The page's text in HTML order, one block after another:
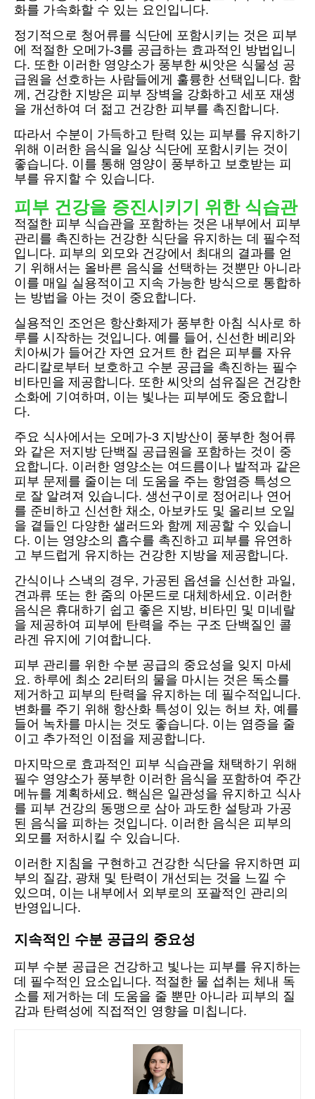
화를 가속화할 수 있는 요인입니다.
정기적으로 청어류를 식단에 포함시키는 것은 피부
에 적절한 오메가-3를 공급하는 효과적인 방법입니
다. 또한 이러한 영양소가 풍부한 씨앗은 식물성 공
급원을 선호하는 사람들에게 훌륭한 선택입니다. 함
께, 건강한 지방은 피부 장벽을 강화하고 세포 재생
을 개선하여 더 젊고 건강한 피부를 촉진합니다.
따라서 수분이 가득하고 탄력 있는 피부를 유지하기
위해 이러한 음식을 일상 식단에 포함시키는 것이
좋습니다. 이를 통해 영양이 풍부하고 보호받는 피
부를 유지할 수 있습니다.
피부 건강을 증진시키기 위한 식습관
적절한 피부 식습관을 포함하는 것은 내부에서 피부
관리를 촉진하는 건강한 식단을 유지하는 데 필수적
입니다. 피부의 외모와 건강에서 최대의 결과를 얻
기 위해서는 올바른 음식을 선택하는 것뿐만 아니라
이를 매일 실용적이고 지속 가능한 방식으로 통합하
는 방법을 아는 것이 중요합니다.
실용적인 조언은 항산화제가 풍부한 아침 식사로 하
루를 시작하는 것입니다. 예를 들어, 신선한 베리와
치아씨가 들어간 자연 요거트 한 컵은 피부를 자유
라디칼로부터 보호하고 수분 공급을 촉진하는 필수
비타민을 제공합니다. 또한 씨앗의 섬유질은 건강한
소화에 기여하며, 이는 빛나는 피부에도 중요합니
다.
주요 식사에서는 오메가-3 지방산이 풍부한 청어류
와 같은 저지방 단백질 공급원을 포함하는 것이 중
요합니다. 이러한 영양소는 여드름이나 발적과 같은
피부 문제를 줄이는 데 도움을 주는 항염증 특성으
로 잘 알려져 있습니다. 생선구이로 정어리나 연어
를 준비하고 신선한 채소, 아보카도 및 올리브 오일
을 곁들인 다양한 샐러드와 함께 제공할 수 있습니
다. 이는 영양소의 흡수를 촉진하고 피부를 유연하
고 부드럽게 유지하는 건강한 지방을 제공합니다.
간식이나 스낵의 경우, 가공된 옵션을 신선한 과일,
견과류 또는 한 줌의 아몬드로 대체하세요. 이러한
음식은 휴대하기 쉽고 좋은 지방, 비타민 및 미네랄
을 제공하여 피부에 탄력을 주는 구조 단백질인 콜
라겐 유지에 기여합니다.
피부 관리를 위한 수분 공급의 중요성을 잊지 마세
요. 하루에 최소 2리터의 물을 마시는 것은 독소를
제거하고 피부의 탄력을 유지하는 데 필수적입니다.
변화를 주기 위해 항산화 특성이 있는 허브 차, 예를
들어 녹차를 마시는 것도 좋습니다. 이는 염증을 줄
이고 추가적인 이점을 제공합니다.
마지막으로 효과적인 피부 식습관을 채택하기 위해
필수 영양소가 풍부한 이러한 음식을 포함하여 주간
메뉴를 계획하세요. 핵심은 일관성을 유지하고 식사
를 피부 건강의 동맹으로 삼아 과도한 설탕과 가공
된 음식을 피하는 것입니다. 이러한 음식은 피부의
외모를 저하시킬 수 있습니다.
이러한 지침을 구현하고 건강한 식단을 유지하면 피
부의 질감, 광채 및 탄력이 개선되는 것을 느낄 수
있으며, 이는 내부에서 외부로의 포괄적인 관리의
반영입니다.
지속적인 수분 공급의 중요성
피부 수분 공급은 건강하고 빛나는 피부를 유지하는
데 필수적인 요소입니다. 적절한 물 섭취는 체내 독
소를 제거하는 데 도움을 줄 뿐만 아니라 피부의 질
감과 탄력성에 직접적인 영향을 미칩니다.